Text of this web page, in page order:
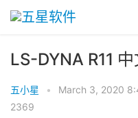
LS-DYNA R11
五小星 • March 3, 2020
2369